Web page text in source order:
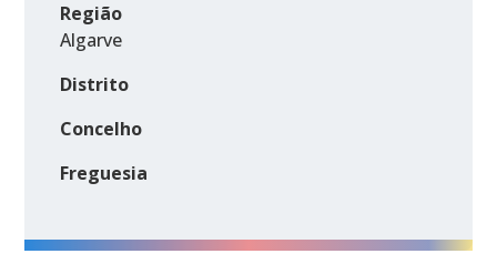
Região
Algarve
Distrito
Concelho
Freguesia